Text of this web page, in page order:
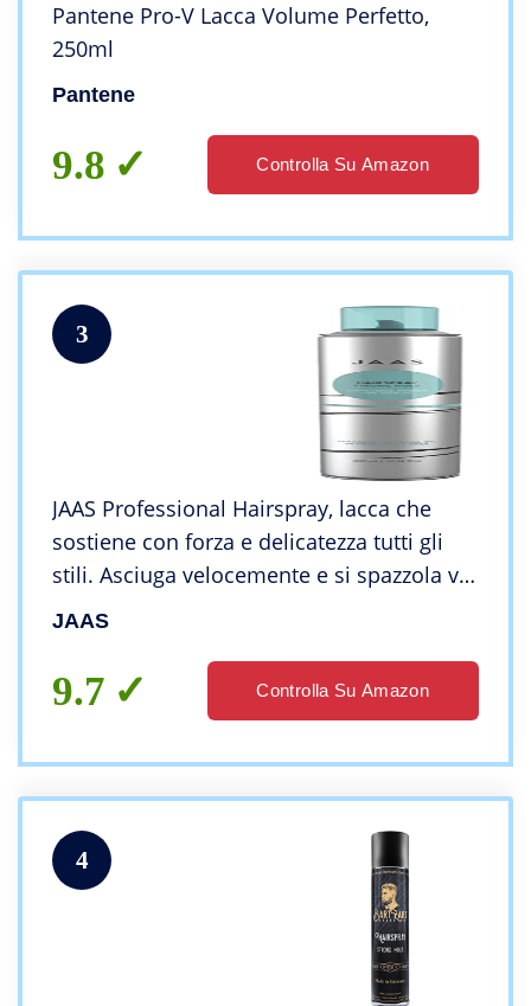
Pantene Pro-V Lacca Volume Perfetto,
250ml
Pantene
9.8 Controlla Su Amazon
3
JAAS Professional Hairspray, lacca che
sostiene con forza e delicatezza tutti gli
stili. Asciuga velocemente e si spazzola via
facilmente. Detossina con Olio di Semi di
JAAS
9.7 Controlla Su Amazon
4